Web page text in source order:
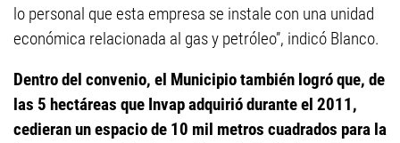
lo personal que esta empresa se instale con una unidad
económica relacionada al gas y petróleo”, indicó Blanco.
Dentro del convenio, el Municipio también logró que, de
las 5 hectáreas que Invap adquirió durante el 2011,
cedieran un espacio de 10 mil metros cuadrados para la